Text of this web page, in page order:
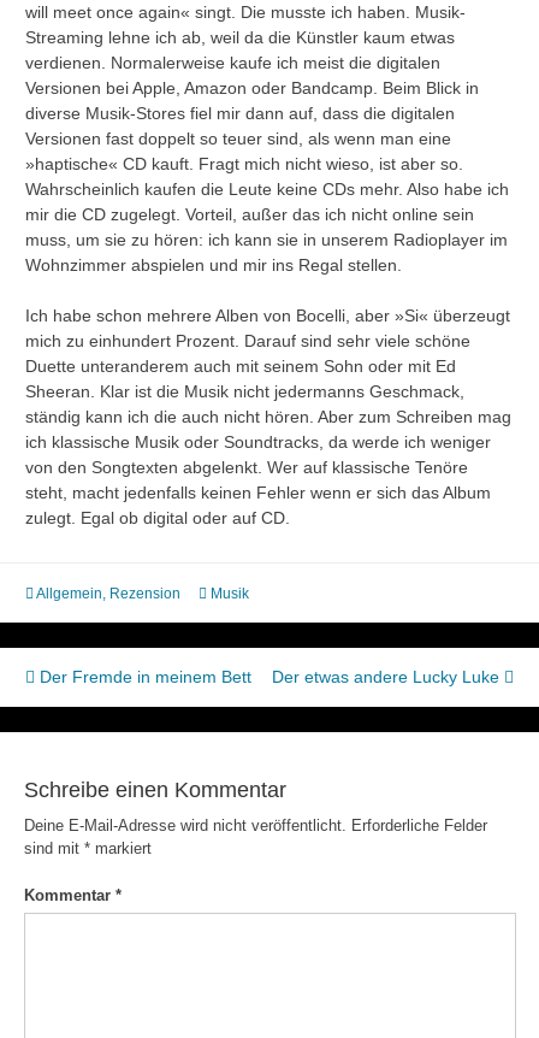
will meet once again« singt. Die musste ich haben. Musik-
Streaming lehne ich ab, weil da die Künstler kaum etwas
verdienen. Normalerweise kaufe ich meist die digitalen
Versionen bei Apple, Amazon oder Bandcamp. Beim Blick in
diverse Musik-Stores fiel mir dann auf, dass die digitalen
Versionen fast doppelt so teuer sind, als wenn man eine
»haptische« CD kauft. Fragt mich nicht wieso, ist aber so.
Wahrscheinlich kaufen die Leute keine CDs mehr. Also habe ich
mir die CD zugelegt. Vorteil, außer das ich nicht online sein
muss, um sie zu hören: ich kann sie in unserem Radioplayer im
Wohnzimmer abspielen und mir ins Regal stellen.
Ich habe schon mehrere Alben von Bocelli, aber »Si« überzeugt
mich zu einhundert Prozent. Darauf sind sehr viele schöne
Duette unteranderem auch mit seinem Sohn oder mit Ed
Sheeran. Klar ist die Musik nicht jedermanns Geschmack,
ständig kann ich die auch nicht hören. Aber zum Schreiben mag
ich klassische Musik oder Soundtracks, da werde ich weniger
von den Songtexten abgelenkt. Wer auf klassische Tenöre
steht, macht jedenfalls keinen Fehler wenn er sich das Album
zulegt. Egal ob digital oder auf CD.
Allgemein, Rezension Musik
Beitragsnavigation
Der Fremde in meinem Bett Der etwas andere Lucky Luke
Schreibe einen Kommentar
Deine E-Mail-Adresse wird nicht veröffentlicht. Erforderliche Felder
sind mit *markiert
Kommentar *